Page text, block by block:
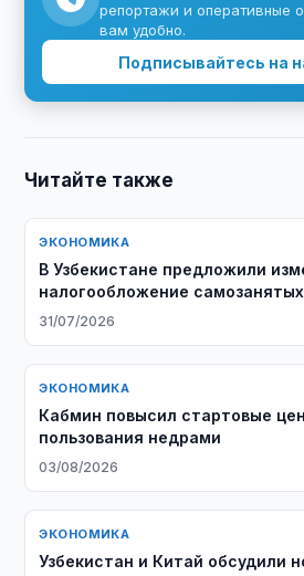
репортажи и оперативные
вам удобно.
Подписывайтесь на
Читайте также
ЭКОНОМИКА
В Узбекистане предложили
налогообложение самозанятых
31/07/2026
ЭКОНОМИКА
Кабмин повысил стартовые
пользования недрами
03/08/2026
ЭКОНОМИКА
Узбекистан и Китай обсудили